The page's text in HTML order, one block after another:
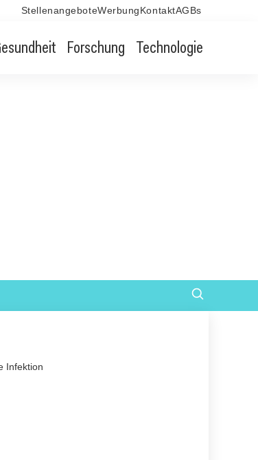
StellenangeboteWerbung KontaktAGBs
Forschung Technologie
Infektion